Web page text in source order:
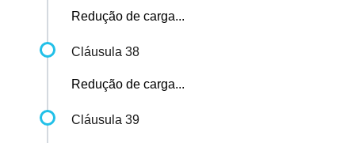
Redução de carga...
Cláusula 38
Redução de carga...
Cláusula 39